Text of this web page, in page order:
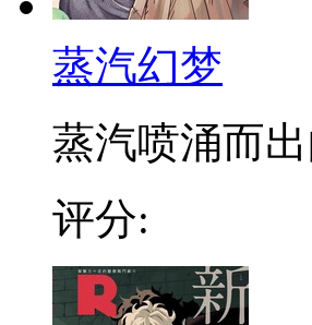
蒸汽幻梦
蒸汽喷涌而
评分: